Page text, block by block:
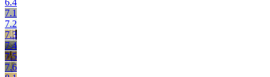
7.1
7.2
7.3
7.4
7.5
7.6